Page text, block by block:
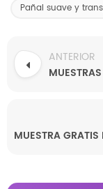
Pañal suave y
ANTERIOR